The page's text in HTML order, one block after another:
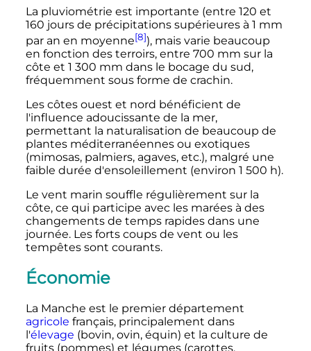
La pluviométrie est importante (entre 120 et
160 joursde précipitations supérieures à 1 mm
par an en moyenne[8]), mais varie beaucoup
en fonction des terroirs, entre 700 mm sur la
côte et 1 300 mm dans le bocage du sud,
fréquemment sous forme de crachin.
Les côtes ouest et nord bénéficient de
l'influence adoucissante de la mer,
permettant la naturalisation de beaucoup de
plantes méditerranéennes ou exotiques
(mimosas, palmiers, agaves, etc.), malgré une
faible durée d'ensoleillement (environ 1 500 h).
Le vent marin souffle régulièrement sur la
côte, ce qui participe avec les marées à des
changements de temps rapides dans une
journée. Les forts coups de vent ou les
tempêtes sont courants.
Économie
La Manche est le premier département
agricole français, principalement dans
l'élevage (bovin, ovin, équin) et la culture de
fruits (pommes) et légumes (carottes,